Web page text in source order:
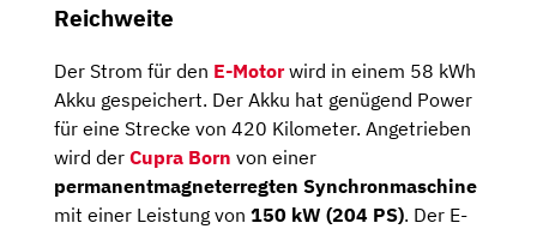
Reichweite
Der Strom für den E-Motorwird in einem 58 kWh
Akku gespeichert. Der Akku hat genügend Power
für eine Strecke von 420 Kilometer. Angetrieben
wird der Cupra Born von einer
permanentmagneterregten Synchronmaschine
mit einer Leistung von 150 kW (204 PS). Der E-